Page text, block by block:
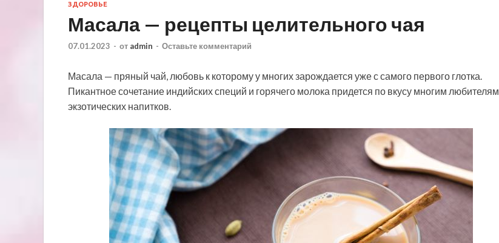
ЗДОРОВЬЕ
Масала — рецепты целительного чая
07.01.2023 - от admin - Оставьте комментарий
Масала — пряный чай, любовь к которому у многих зарождается уже с самого первого глотка.
Пикантное сочетание индийских специй и горячего молока придется по вкусу многим любителям
экзотических напитков.